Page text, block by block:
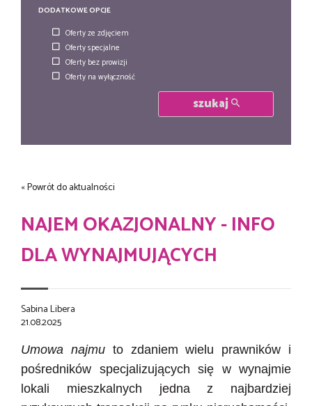
DODATKOWE OPCJE
Oferty ze zdjęciem
Oferty specjalne
Oferty bez prowizji
Oferty na wyłączność
szukaj
« Powrót do aktualności
NAJEM OKAZJONALNY - INFO
DLA WYNAJMUJĄCYCH
Sabina Libera
21.08.2025
Umowa najmuto zdaniem wielu prawników i
pośredników specjalizujących się w wynajmie
lokali mieszkalnych jedna z najbardziej